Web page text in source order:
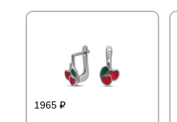
1965